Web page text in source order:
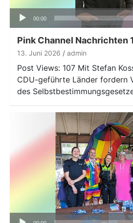
Audio-
00:00
Pink Channel Nachrichten
13. Juni 2026 admin
Post Views: 107 Mit Stefan
CDU-geführte Länder fordern
des
Audio-